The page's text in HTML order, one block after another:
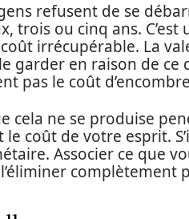
refusent de se
trois ou cinq ans.
irrécupérable. La
garder en raison de ce
pas le coût
cela ne se produise
coût de votre esprit.
Associer ce que